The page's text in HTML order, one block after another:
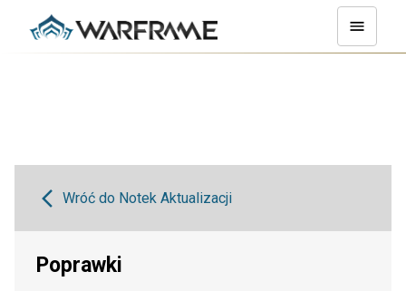
Wróć do Notek Aktualizacji
Poprawki